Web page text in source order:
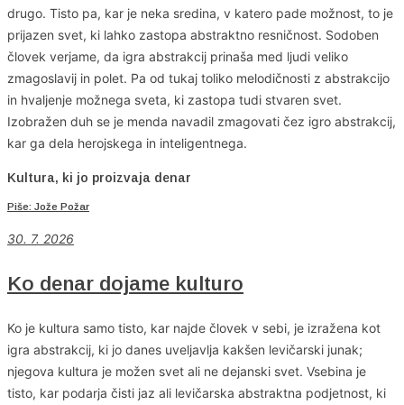
drugo. Tisto pa, kar je neka sredina, v katero pade možnost, to je
prijazen svet, ki lahko zastopa abstraktno resničnost. Sodoben
človek verjame, da igra abstrakcij prinaša med ljudi veliko
zmagoslavij in polet. Pa od tukaj toliko melodičnosti z abstrakcijo
in hvaljenje možnega sveta, ki zastopa tudi stvaren svet.
Izobražen duh se je menda navadil zmagovati čez igro abstrakcij,
kar ga dela herojskega in inteligentnega.
Kultura, ki jo proizvaja denar
Piše: Jože Požar
30. 7. 2026
Ko denar dojame kulturo
Ko je kultura samo tisto, kar najde človek v sebi, je izražena kot
igra abstrakcij, ki jo danes uveljavlja kakšen levičarski junak;
njegova kultura je možen svet ali ne dejanski svet. Vsebina je
tisto, kar podarja čisti jaz ali levičarska abstraktna podjetnost, ki